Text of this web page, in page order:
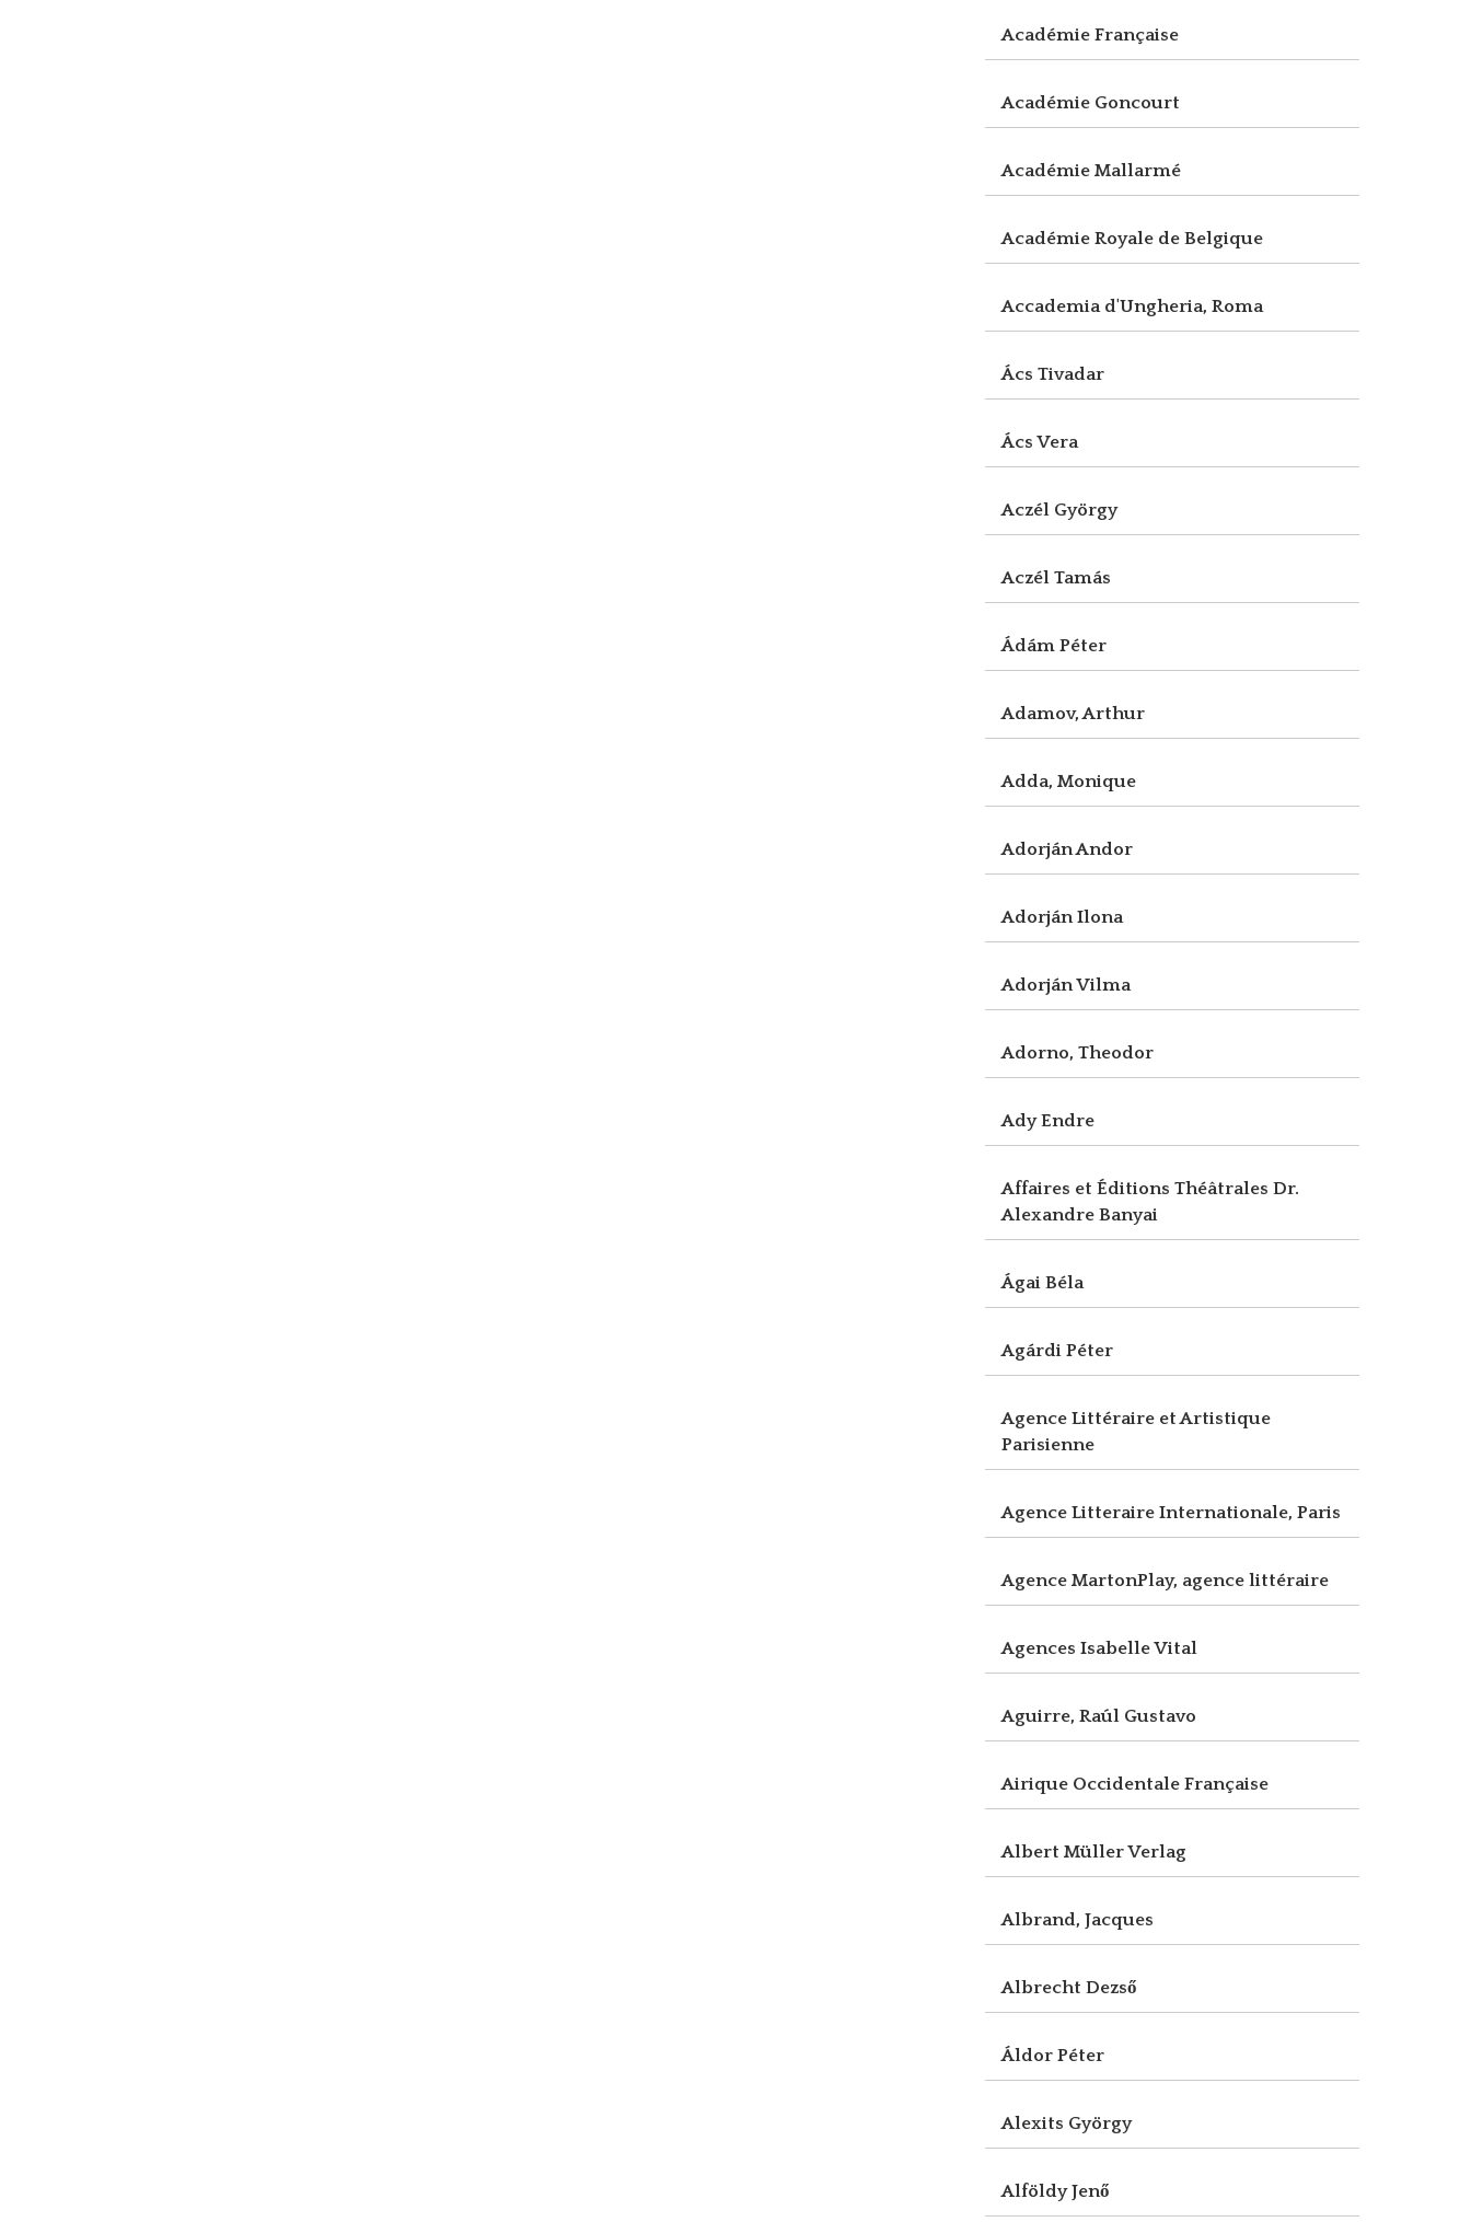
Académie Française
Académie Goncourt
Académie Mallarmé
Académie Royale de Belgique
Accademia d'Ungheria, Roma
Ács Tivadar
Ács Vera
Aczél György
Aczél Tamás
Ádám Péter
Adamov, Arthur
Adda, Monique
Adorján Andor
Adorján Ilona
Adorján Vilma
Adorno, Theodor
Ady Endre
Affaires et Éditions Théâtrales Dr.
Alexandre Banyai
Ágai Béla
Agárdi Péter
Agence Littéraire et Artistique
Parisienne
Agence Litteraire Internationale, Paris
Agence MartonPlay, agence littéraire
Agences Isabelle Vital
Aguirre, Raúl Gustavo
Airique Occidentale Française
Albert Müller Verlag
Albrand, Jacques
Albrecht Dezső
Áldor Péter
Alexits György
Alföldy Jenő